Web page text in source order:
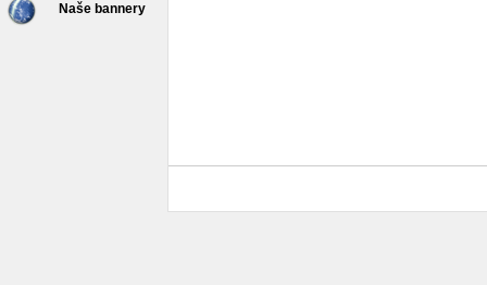
Naše bannery